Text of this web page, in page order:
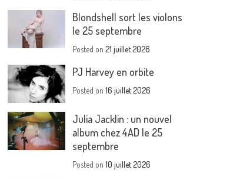
Blondshell sort les violons
le 25 septembre
Posted on21 juillet 2026
PJ Harvey en orbite
Posted on16 juillet 2026
Julia Jacklin : un nouvel
album chez 4AD le 25
septembre
Posted on10 juillet 2026